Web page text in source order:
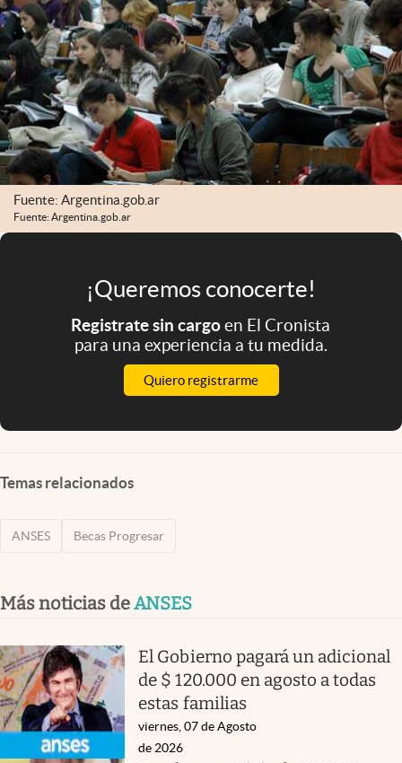
Clima
Mundial 2026
Eventos Corporativos
El Cronista Studio
Mediakit
abre en nueva pestaña
Argentina
Fuente: Argentina.gob.ar
Fuente: Argentina.gob.ar
¡Queremos conocerte!
Registrate sin cargoen El Cronista
para una experiencia a tu medida.
Quiero registrarme
Temas relacionados
ANSES Becas Progresar
Más noticias deANSES
El Gobierno pagará un adicional
de $ 120.000 en agosto a todas
estas familias
viernes, 07 de Agosto
de 2026